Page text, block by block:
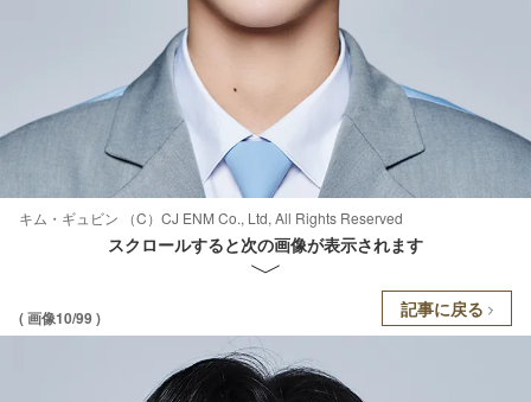
キム・ギュビン （C）CJ ENM Co., Ltd, All Rights Reserved
スクロールすると次の画像が表示されます
( 画像10/99 ) 記事に戻る